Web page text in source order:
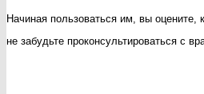
Начиная пользоваться им, вы оцените,
не забудьте проконсультироваться с